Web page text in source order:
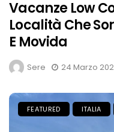
Vacanze Low
Località Che
E Movida
Sere 24 Marzo
FEATURED ITALIA